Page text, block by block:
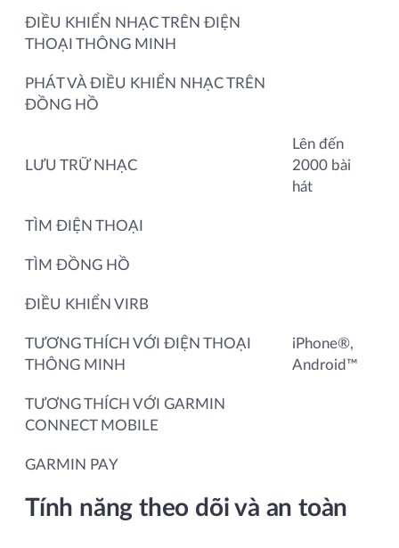
ĐIỀU KHIỂN NHẠC TRÊN ĐIỆN
THOẠI THÔNG MINH
PHÁT VÀ ĐIỀU KHIỂN NHẠC TRÊN
ĐỒNG HỒ
LƯU TRỮ NHẠC
Lên đến
2000 bài
hát
TÌM ĐIỆN THOẠI
TÌM ĐỒNG HỒ
ĐIỀU KHIỂN VIRB
TƯƠNG THÍCH VỚI ĐIỆN THOẠI
THÔNG MINH
iPhone®,
Android™
TƯƠNG THÍCH VỚI GARMIN
CONNECT MOBILE
GARMIN PAY
Tính năng theo dõi và an toàn